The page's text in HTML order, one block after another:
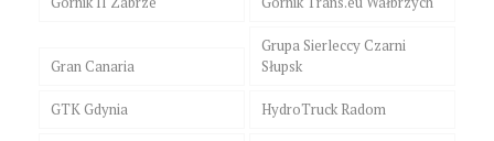
Gran Canaria
Grupa Sierleccy Czarni
Słupsk
GTK Gdynia HydroTruck Radom